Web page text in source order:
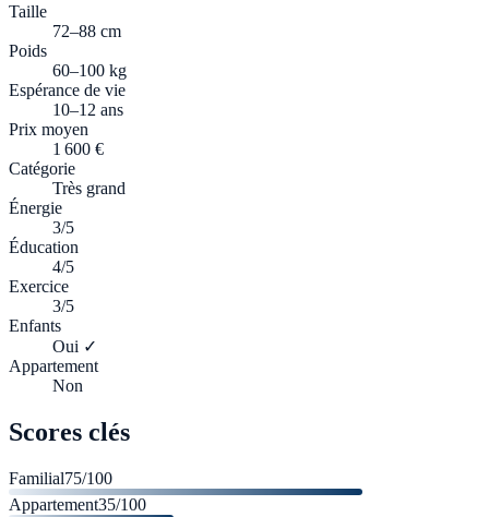
Taille
72–88 cm
Poids
60–100 kg
Espérance de vie
10–12 ans
Prix moyen
1 600 €
Catégorie
Très grand
Énergie
3/5
Éducation
4/5
Exercice
3/5
Enfants
Oui ✓
Appartement
Non
Scores clés
Familial75/100
Appartement35/100